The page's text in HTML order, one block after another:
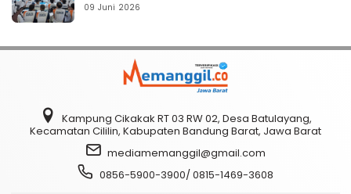
09 Juni 2026
Kampung Cikakak RT 03 RW 02, Desa Batulayang,
Kecamatan Cililin, Kabupaten Bandung Barat, Jawa Barat
mediamemanggil@gmail.com
0856-5900-3900/ 0815-1469-3608